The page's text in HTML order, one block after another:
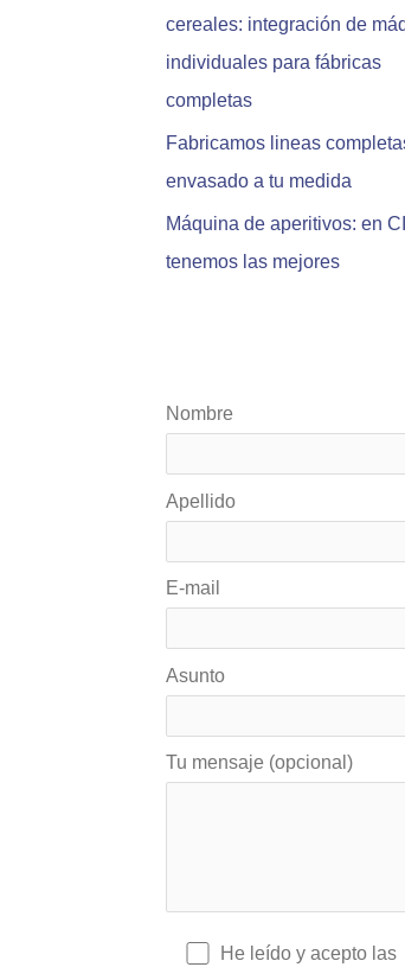
cereales: integración de
individuales para fábricas
completas
Fabricamos lineas
envasado a tu medida
Máquina de aperitivos: en
tenemos las mejores
Nombre
Apellido
E-mail
Asunto
Tu mensaje (opcional)
He leído y acepto las